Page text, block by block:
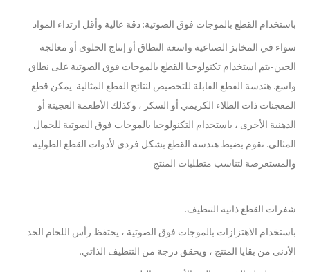
باستخدام القطع بالموجات فوق الصوتية: دقة عالية وأقل ارتداء المواد
سواء في المخابز الصناعية واسعة النطاق أو إنتاج الحلوى أو معالجة
الجبن-يتم استخدام تكنولوجيا القطع بالموجات فوق الصوتية على نطاق
واسع. هندسة القطع القابلة للتخصيص لنتائج القطع المثالية. يمكن قطع
المعجنات ذات الطلاء الكريمي أو السكر ، وكذلك الأطعمة العجينة أو
الدهنية الأخرى ، باستخدام التكنولوجيا بالموجات فوق الصوتية للجمال
المثالي. نقوم بضبط هندسة القطع بشكل فردي لأدوات القطع الطولية
والمستعرضة لتناسب متطلبات المنتج.
شفرات القطع ذاتية التنظيف.
باستخدام الاهتزازات بالموجات فوق الصوتية ، يحتفظ رأس اللحام الحد
الأدنى من بقايا المنتج ، ويحقق درجة من التنظيف الذاتي.